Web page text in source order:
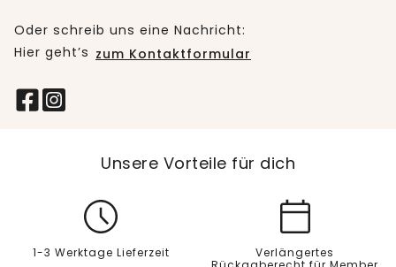
Oder schreib uns eine Nachricht:
Hier geht’s zum Kontaktformular
Unsere Vorteile für dich
1-3 Werktage Lieferzeit
Verlängertes